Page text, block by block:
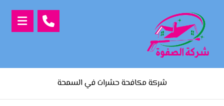
شركة مكافحة حشرات في السمحة